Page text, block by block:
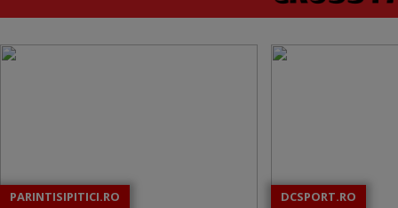
PARINTISIPITICI.RO DCSPORT.RO